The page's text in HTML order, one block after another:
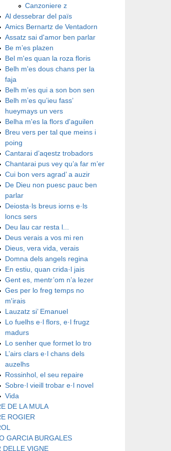
Canzoniere z
Al dessebrar del païs
Amics Bernartz de Ventadorn
Assatz sai d'amor ben parlar
Be m’es plazen
Bel m'es quan la roza floris
Belh m'es dous chans per la
faja
Belh m’es qui a son bon sen
Belh m’es qu’ieu fass’
hueymays un vers
Belha m'es la flors d'aguilen
Breu vers per tal que meins i
poing
Cantarai d’aqestz trobadors
Chantarai pus vey qu’a far m’er
Cui bon vers agrad’ a auzir
De Dieu non puesc pauc ben
parlar
Deiosta·ls breus iorns e·ls
loncs sers
Deu lau car resta l...
Deus verais a vos mi ren
Dieus, vera vida, verais
Domna dels angels regina
En estiu, quan crida·l jais
Gent es, mentr’om n’a lezer
Ges per lo freg temps no
m'irais
Lauzatz si’ Emanuel
Lo fuelhs e·l flors, e·l frugz
madurs
Lo senher que formet lo tro
L’airs clars e·l chans dels
auzelhs
Rossinhol, el seu repaire
Sobre·l vieill trobar e·l novel
Vida
DE LA MULA
ROGIER
GARCIA BURGALES
DELLE VIGNE